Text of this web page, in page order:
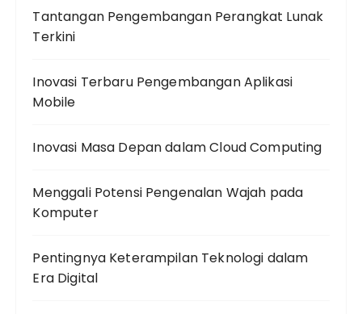
Tantangan Pengembangan Perangkat Lunak
Terkini
Inovasi Terbaru Pengembangan Aplikasi
Mobile
Inovasi Masa Depan dalam Cloud Computing
Menggali Potensi Pengenalan Wajah pada
Komputer
Pentingnya Keterampilan Teknologi dalam
Era Digital